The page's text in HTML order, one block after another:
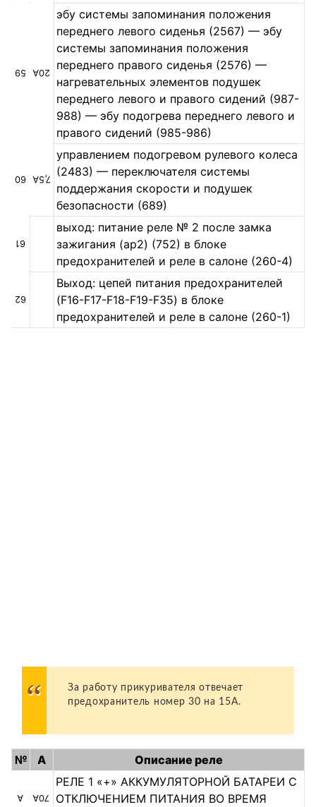
59 20А
эбу системы запоминания положения
переднего левого сиденья (2567) — эбу
системы запоминания положения
переднего правого сиденья (2576) —
нагревательных элементов подушек
переднего левого и правого сидений (987-
988) — эбу подогрева переднего левого и
правого сидений (985-986)
60 7,5А
управлением подогревом рулевого колеса
(2483) — переключателя системы
поддержания скорости и подушек
безопасности (689)
61
выход: питание реле № 2 после замка
зажигания (ap2) (752) в блоке
предохранителей и реле в салоне (260-4)
62
Выход: цепей питания предохранителей
(F16-F17-F18-F19-F35) в блоке
предохранителей и реле в салоне (260-1)
За работу прикуривателя отвечает
предохранитель номер 30 на 15А.
№ А Описание реле
A 70A
РЕЛЕ 1 «+» АККУМУЛЯТОРНОЙ БАТАРЕИ С
ОТКЛЮЧЕНИЕМ ПИТАНИЯ ВО ВРЕМЯ